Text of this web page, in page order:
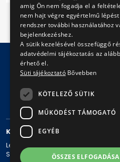
© Copyright
Impresszum Jogi nyilatkozat
Adatvédelmi politika és
KAPCSOLAT
Levelezési cím: 1980 Budapest, Pf. 11.
Székhely: 1980 Budapest, Akácfa u.
amig Ön nem fogadja el a
nem hajt végre egyértelmű lépést
rendszer további használatához
bejelentkezéshez.
A sütik kezelésével összefüggő
adatvédelmi tájékoztatás az
érhető el.
Süti tájékoztató Bővebben
KÖTELEZŐ SÜTIK
MŰKÖDÉST TÁMOGATÓ
EGYÉB
ÖSSZES ELFOGADÁSA